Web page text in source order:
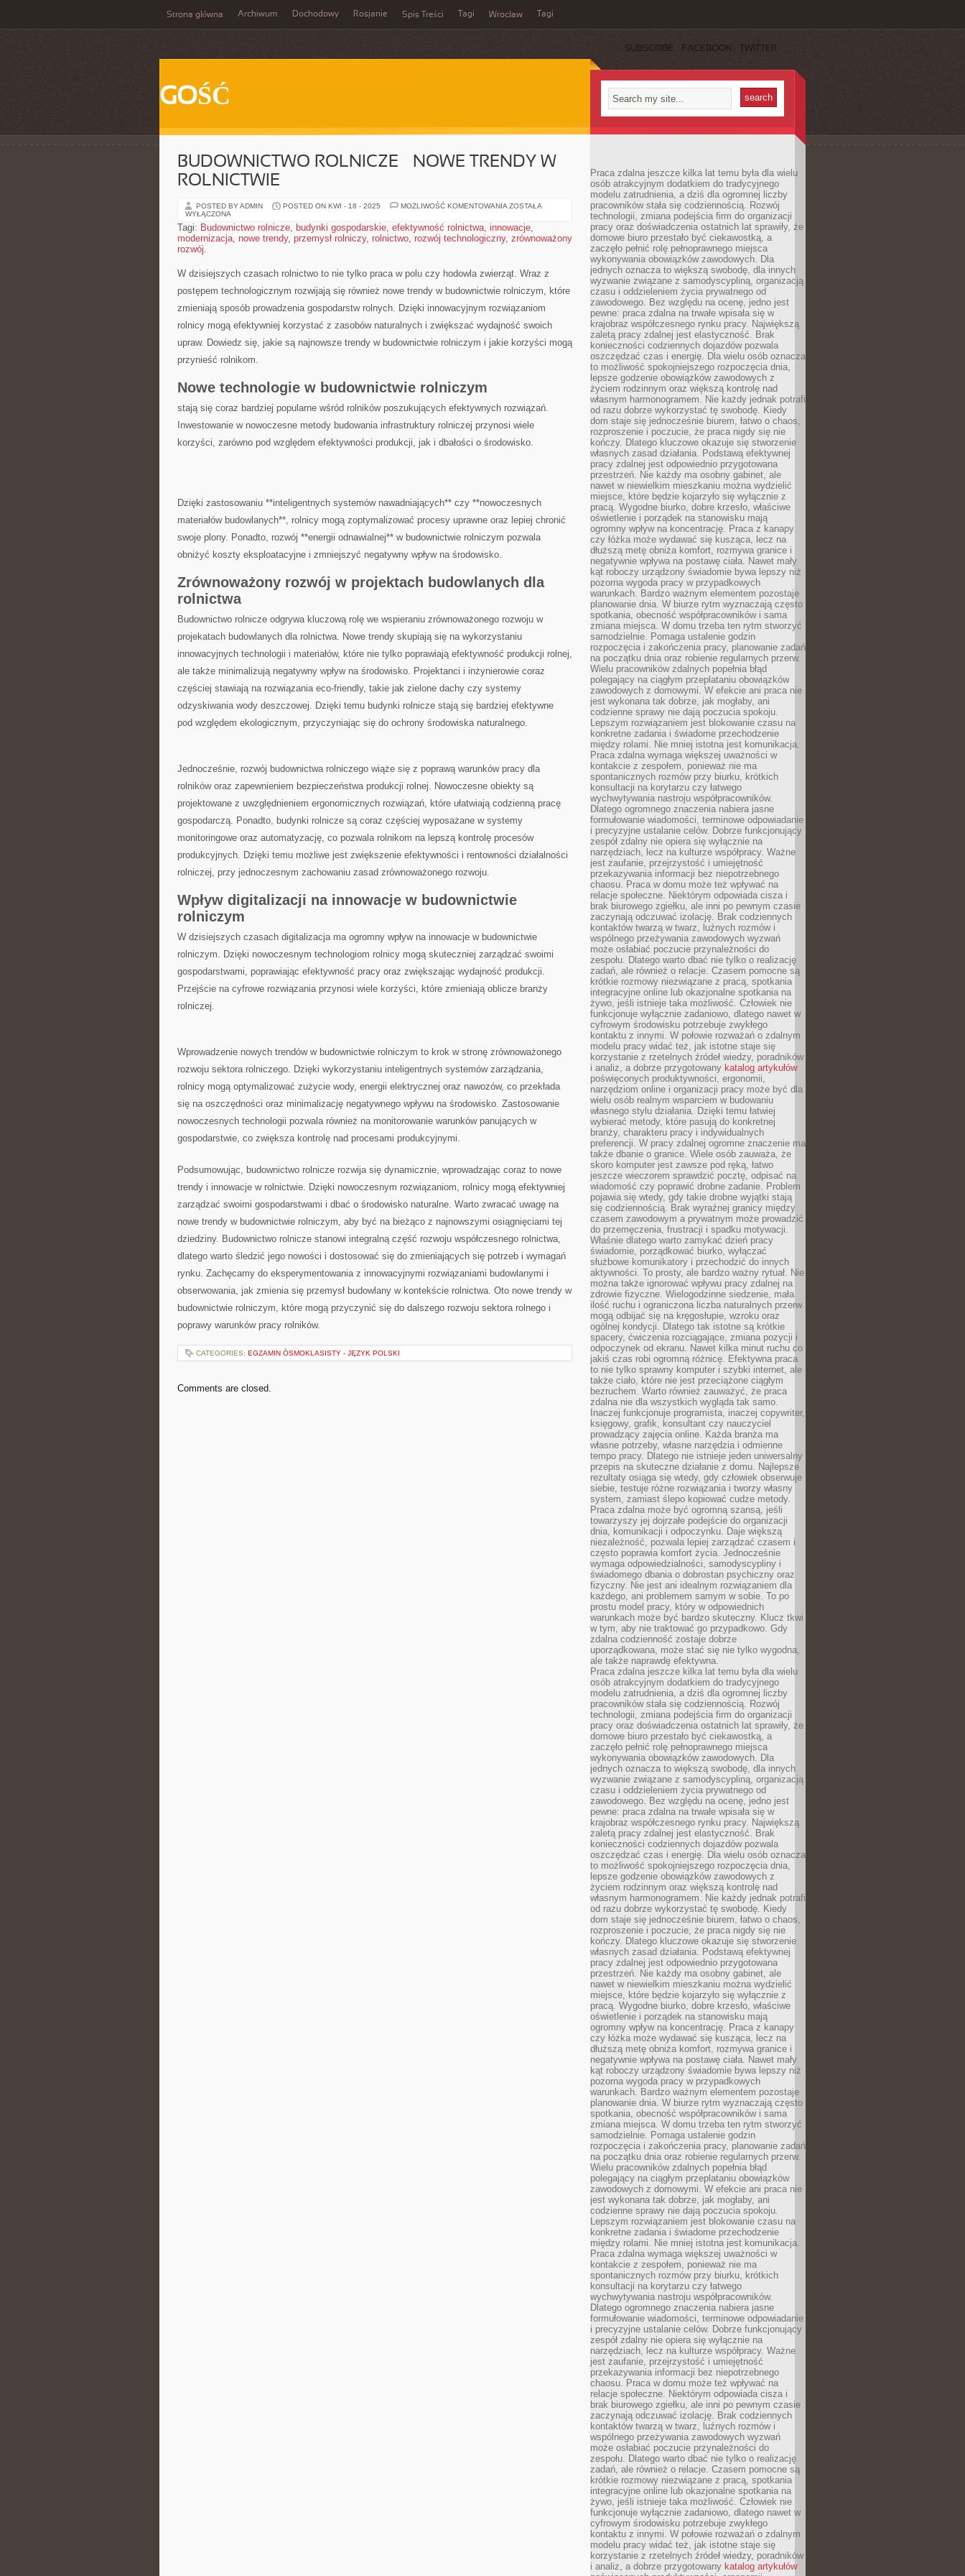
Strona główna Archiwum Dochodowy Rosjanie Spis Treści Tagi Wrocław Tagi
SUBSCRIBE FACEBOOK TWITTER
GOŚĆ
BUDOWNICTWO ROLNICZE – NOWE TRENDY W
ROLNICTWIE
POSTED BY ADMIN POSTED ON KWI - 18 - 2025 MOŻLIWOŚĆ KOMENTOWANIA BUDOWNICTWO
NOWE
TRENDY
ZOSTAŁA
WYŁĄCZONA
Tagi: Budownictwo rolnicze, budynki gospodarskie, efektywność rolnictwa, innowacje,
modernizacja, nowe trendy, przemysł rolniczy, rolnictwo, rozwój technologiczny, zrównoważony
rozwój.
W dzisiejszych czasach ‍rolnictwo to nie ‍tylko praca ⁣w ‌polu czy hodowla ​zwierząt. ‌Wraz ‌z
postępem technologicznym rozwijają się również nowe trendy ​w budownictwie rolniczym,⁢ które
zmieniają sposób⁢ prowadzenia gospodarstw rolnych. Dzięki⁤ innowacyjnym rozwiązaniom
rolnicy mogą efektywniej korzystać z zasobów ⁢naturalnych i ​zwiększać wydajność swoich
upraw.‍ Dowiedz się, jakie są⁢ najnowsze trendy w budownictwie ⁤rolniczym i jakie​ korzyści​ mogą
przynieść rolnikom.
Nowe technologie​ w budownictwie‌ rolniczym
stają​ się coraz ‍bardziej popularne wśród rolników poszukujących efektywnych rozwiązań.
Inwestowanie ⁣w nowoczesne metody budowania infrastruktury rolniczej przynosi wiele
⁢korzyści, zarówno pod względem efektywności produkcji, jak i dbałości o ⁤środowisko.
Dzięki zastosowaniu **inteligentnych systemów⁣ nawadniających** czy **nowoczesnych
materiałów budowlanych**, rolnicy mogą zoptymalizować procesy‌ uprawne⁢ oraz lepiej ‌chronić
⁣swoje plony. Ponadto, rozwój ⁤**energii odnawialnej** ‍w budownictwie rolniczym ​pozwala‌
obniżyć koszty‌ eksploatacyjne i‍ zmniejszyć negatywny wpływ na środowisko.
Zrównoważony rozwój w ​projektach budowlanych dla
rolnictwa
Budownictwo rolnicze‍ odgrywa​ kluczową rolę we​ wspieraniu⁤ zrównoważonego rozwoju w ​
projekatach budowlanych dla rolnictwa. Nowe trendy skupiają się ⁤na wykorzystaniu
innowacyjnych‌ technologii⁣ i materiałów, ⁤które nie tylko‍ poprawiają‍ efektywność produkcji ‌rolnej,
ale także minimalizują negatywny wpływ na środowisko. Projektanci​ i inżynierowie coraz
częściej‍ stawiają na rozwiązania⁤ eco-friendly, takie jak⁣ zielone⁣ dachy czy systemy
‍odzyskiwania wody deszczowej.‌ Dzięki temu‍ budynki ⁤rolnicze stają się bardziej efektywne
pod względem ‍ekologicznym, przyczyniając‌ się do ochrony środowiska naturalnego.
Jednocześnie,⁢ rozwój budownictwa rolniczego⁤ wiąże ⁢się⁣ z poprawą warunków pracy dla
⁢rolników oraz zapewnieniem bezpieczeństwa ​produkcji rolnej. Nowoczesne ‌obiekty⁤ są
projektowane z uwzględnieniem ergonomicznych rozwiązań, które ułatwiają ⁤codzienną pracę
gospodarczą.⁣ Ponadto, budynki rolnicze są ⁣coraz częściej wyposażane w systemy
monitoringowe oraz automatyzację,⁤ co pozwala rolnikom na ⁣lepszą kontrolę procesów
produkcyjnych. Dzięki temu możliwe‌ jest zwiększenie efektywności⁤ i rentowności działalności
‌rolniczej, przy jednoczesnym ‌zachowaniu⁢ zasad zrównoważonego rozwoju.
Wpływ digitalizacji na innowacje⁣ w​ budownictwie
rolniczym
W dzisiejszych‌ czasach digitalizacja ma ogromny⁤ wpływ na innowacje w budownictwie
rolniczym. Dzięki​ nowoczesnym technologiom rolnicy ⁣mogą skuteczniej zarządzać swoimi
gospodarstwami, poprawiając efektywność pracy oraz zwiększając wydajność produkcji.
Przejście na cyfrowe rozwiązania przynosi wiele korzyści,⁢ które zmieniają ​oblicze branży
rolniczej.
Wprowadzenie nowych trendów w‌ budownictwie​ rolniczym to‌ krok w stronę ⁢zrównoważonego‍
rozwoju sektora rolniczego. Dzięki wykorzystaniu ⁢inteligentnych ⁣systemów zarządzania,
rolnicy mogą optymalizować ⁤zużycie ‍wody, energii​ elektrycznej ⁤oraz nawozów, co przekłada
się na oszczędności oraz ‌minimalizację ‍negatywnego⁢ wpływu na środowisko. Zastosowanie ​
nowoczesnych⁣ technologii pozwala ‍również na‍ monitorowanie warunków panujących w
gospodarstwie, co zwiększa kontrolę nad procesami produkcyjnymi.
Podsumowując, budownictwo rolnicze rozwija się‌ dynamicznie,⁢ wprowadzając coraz to ⁤nowe
trendy i ⁤innowacje‌ w rolnictwie. Dzięki nowoczesnym rozwiązaniom, rolnicy⁣ mogą‌ efektywniej
zarządzać swoimi gospodarstwami⁢ i dbać o środowisko naturalne. ⁢Warto zwracać uwagę⁢ na
nowe⁤ trendy w budownictwie‍ rolniczym, aby być⁣ na ⁤bieżąco‍ z najnowszymi osiągnięciami tej
dziedziny. Budownictwo rolnicze stanowi integralną część rozwoju współczesnego rolnictwa,
dlatego warto śledzić jego nowości i dostosować​ się do ​zmieniających⁤ się ‌potrzeb i wymagań‍
rynku. ⁤Zachęcamy do eksperymentowania z innowacyjnymi ‌rozwiązaniami budowlanymi i
obserwowania, jak ⁤zmienia ​się przemysł‌ budowlany w kontekście rolnictwa.‍ Oto nowe trendy w
⁢budownictwie ⁢rolniczym, ⁢które mogą przyczynić się do dalszego rozwoju ⁤sektora ​rolnego ⁤i
poprawy warunków pracy rolników.
CATEGORIES: EGZAMIN ÓSMOKLASISTY - JĘZYK POLSKI
Comments are closed.
Praca zdalna jeszcze kilka lat temu była dla wielu
osób atrakcyjnym dodatkiem do tradycyjnego
modelu zatrudnienia, a dziś dla ogromnej liczby
pracowników stała się codziennością. Rozwój
technologii, zmiana podejścia firm do organizacji
pracy oraz doświadczenia ostatnich lat sprawiły, że
domowe biuro przestało być ciekawostką, a
zaczęło pełnić rolę pełnoprawnego miejsca
wykonywania obowiązków zawodowych. Dla
jednych oznacza to większą swobodę, dla innych
wyzwanie związane z samodyscypliną, organizacją
czasu i oddzieleniem życia prywatnego od
zawodowego. Bez względu na ocenę, jedno jest
pewne: praca zdalna na trwałe wpisała się w
krajobraz współczesnego rynku pracy. Największą
zaletą pracy zdalnej jest elastyczność. Brak
konieczności codziennych dojazdów pozwala
oszczędzać czas i energię. Dla wielu osób oznacza
to możliwość spokojniejszego rozpoczęcia dnia,
lepsze godzenie obowiązków zawodowych z
życiem rodzinnym oraz większą kontrolę nad
własnym harmonogramem. Nie każdy jednak potrafi
od razu dobrze wykorzystać tę swobodę. Kiedy
dom staje się jednocześnie biurem, łatwo o chaos,
rozproszenie i poczucie, że praca nigdy się nie
kończy. Dlatego kluczowe okazuje się stworzenie
własnych zasad działania. Podstawą efektywnej
pracy zdalnej jest odpowiednio przygotowana
przestrzeń. Nie każdy ma osobny gabinet, ale
nawet w niewielkim mieszkaniu można wydzielić
miejsce, które będzie kojarzyło się wyłącznie z
pracą. Wygodne biurko, dobre krzesło, właściwe
oświetlenie i porządek na stanowisku mają
ogromny wpływ na koncentrację. Praca z kanapy
czy łóżka może wydawać się kusząca, lecz na
dłuższą metę obniża komfort, rozmywa granice i
negatywnie wpływa na postawę ciała. Nawet mały
kąt roboczy urządzony świadomie bywa lepszy niż
pozorna wygoda pracy w przypadkowych
warunkach. Bardzo ważnym elementem pozostaje
planowanie dnia. W biurze rytm wyznaczają często
spotkania, obecność współpracowników i sama
zmiana miejsca. W domu trzeba ten rytm stworzyć
samodzielnie. Pomaga ustalenie godzin
rozpoczęcia i zakończenia pracy, planowanie zadań
na początku dnia oraz robienie regularnych przerw.
Wielu pracowników zdalnych popełnia błąd
polegający na ciągłym przeplataniu obowiązków
zawodowych z domowymi. W efekcie ani praca nie
jest wykonana tak dobrze, jak mogłaby, ani
codzienne sprawy nie dają poczucia spokoju.
Lepszym rozwiązaniem jest blokowanie czasu na
konkretne zadania i świadome przechodzenie
między rolami. Nie mniej istotna jest komunikacja.
Praca zdalna wymaga większej uważności w
kontakcie z zespołem, ponieważ nie ma
spontanicznych rozmów przy biurku, krótkich
konsultacji na korytarzu czy łatwego
wychwytywania nastroju współpracowników.
Dlatego ogromnego znaczenia nabiera jasne
formułowanie wiadomości, terminowe odpowiadanie
i precyzyjne ustalanie celów. Dobrze funkcjonujący
zespół zdalny nie opiera się wyłącznie na
narzędziach, lecz na kulturze współpracy. Ważne
jest zaufanie, przejrzystość i umiejętność
przekazywania informacji bez niepotrzebnego
chaosu. Praca w domu może też wpływać na
relacje społeczne. Niektórym odpowiada cisza i
brak biurowego zgiełku, ale inni po pewnym czasie
zaczynają odczuwać izolację. Brak codziennych
kontaktów twarzą w twarz, luźnych rozmów i
wspólnego przeżywania zawodowych wyzwań
może osłabiać poczucie przynależności do
zespołu. Dlatego warto dbać nie tylko o realizację
zadań, ale również o relacje. Czasem pomocne są
krótkie rozmowy niezwiązane z pracą, spotkania
integracyjne online lub okazjonalne spotkania na
żywo, jeśli istnieje taka możliwość. Człowiek nie
funkcjonuje wyłącznie zadaniowo, dlatego nawet w
cyfrowym środowisku potrzebuje zwykłego
kontaktu z innymi. W połowie rozważań o zdalnym
modelu pracy widać też, jak istotne staje się
korzystanie z rzetelnych źródeł wiedzy, poradników
i analiz, a dobrze przygotowany katalog artykułów
poświęconych produktywności, ergonomii,
narzędziom online i organizacji pracy może być dla
wielu osób realnym wsparciem w budowaniu
własnego stylu działania. Dzięki temu łatwiej
wybierać metody, które pasują do konkretnej
branży, charakteru pracy i indywidualnych
preferencji. W pracy zdalnej ogromne znaczenie ma
także dbanie o granice. Wiele osób zauważa, że
skoro komputer jest zawsze pod ręką, łatwo
jeszcze wieczorem sprawdzić pocztę, odpisać na
wiadomość czy poprawić drobne zadanie. Problem
pojawia się wtedy, gdy takie drobne wyjątki stają
się codziennością. Brak wyraźnej granicy między
czasem zawodowym a prywatnym może prowadzić
do przemęczenia, frustracji i spadku motywacji.
Właśnie dlatego warto zamykać dzień pracy
świadomie, porządkować biurko, wyłączać
służbowe komunikatory i przechodzić do innych
aktywności. To prosty, ale bardzo ważny rytuał. Nie
można także ignorować wpływu pracy zdalnej na
zdrowie fizyczne. Wielogodzinne siedzenie, mała
ilość ruchu i ograniczona liczba naturalnych przerw
mogą odbijać się na kręgosłupie, wzroku oraz
ogólnej kondycji. Dlatego tak istotne są krótkie
spacery, ćwiczenia rozciągające, zmiana pozycji i
odpoczynek od ekranu. Nawet kilka minut ruchu co
jakiś czas robi ogromną różnicę. Efektywna praca
to nie tylko sprawny komputer i szybki internet, ale
także ciało, które nie jest przeciążone ciągłym
bezruchem. Warto również zauważyć, że praca
zdalna nie dla wszystkich wygląda tak samo.
Inaczej funkcjonuje programista, inaczej copywriter,
księgowy, grafik, konsultant czy nauczyciel
prowadzący zajęcia online. Każda branża ma
własne potrzeby, własne narzędzia i odmienne
tempo pracy. Dlatego nie istnieje jeden uniwersalny
przepis na skuteczne działanie z domu. Najlepsze
rezultaty osiąga się wtedy, gdy człowiek obserwuje
siebie, testuje różne rozwiązania i tworzy własny
system, zamiast ślepo kopiować cudze metody.
Praca zdalna może być ogromną szansą, jeśli
towarzyszy jej dojrzałe podejście do organizacji
dnia, komunikacji i odpoczynku. Daje większą
niezależność, pozwala lepiej zarządzać czasem i
często poprawia komfort życia. Jednocześnie
wymaga odpowiedzialności, samodyscypliny i
świadomego dbania o dobrostan psychiczny oraz
fizyczny. Nie jest ani idealnym rozwiązaniem dla
każdego, ani problemem samym w sobie. To po
prostu model pracy, który w odpowiednich
warunkach może być bardzo skuteczny. Klucz tkwi
w tym, aby nie traktować go przypadkowo. Gdy
zdalna codzienność zostaje dobrze
uporządkowana, może stać się nie tylko wygodna,
ale także naprawdę efektywna.
Praca zdalna jeszcze kilka lat temu była dla wielu
osób atrakcyjnym dodatkiem do tradycyjnego
modelu zatrudnienia, a dziś dla ogromnej liczby
pracowników stała się codziennością. Rozwój
technologii, zmiana podejścia firm do organizacji
pracy oraz doświadczenia ostatnich lat sprawiły, że
domowe biuro przestało być ciekawostką, a
zaczęło pełnić rolę pełnoprawnego miejsca
wykonywania obowiązków zawodowych. Dla
jednych oznacza to większą swobodę, dla innych
wyzwanie związane z samodyscypliną, organizacją
czasu i oddzieleniem życia prywatnego od
zawodowego. Bez względu na ocenę, jedno jest
pewne: praca zdalna na trwałe wpisała się w
krajobraz współczesnego rynku pracy. Największą
zaletą pracy zdalnej jest elastyczność. Brak
konieczności codziennych dojazdów pozwala
oszczędzać czas i energię. Dla wielu osób oznacza
to możliwość spokojniejszego rozpoczęcia dnia,
lepsze godzenie obowiązków zawodowych z
życiem rodzinnym oraz większą kontrolę nad
własnym harmonogramem. Nie każdy jednak potrafi
od razu dobrze wykorzystać tę swobodę. Kiedy
dom staje się jednocześnie biurem, łatwo o chaos,
rozproszenie i poczucie, że praca nigdy się nie
kończy. Dlatego kluczowe okazuje się stworzenie
własnych zasad działania. Podstawą efektywnej
pracy zdalnej jest odpowiednio przygotowana
przestrzeń. Nie każdy ma osobny gabinet, ale
nawet w niewielkim mieszkaniu można wydzielić
miejsce, które będzie kojarzyło się wyłącznie z
pracą. Wygodne biurko, dobre krzesło, właściwe
oświetlenie i porządek na stanowisku mają
ogromny wpływ na koncentrację. Praca z kanapy
czy łóżka może wydawać się kusząca, lecz na
dłuższą metę obniża komfort, rozmywa granice i
negatywnie wpływa na postawę ciała. Nawet mały
kąt roboczy urządzony świadomie bywa lepszy niż
pozorna wygoda pracy w przypadkowych
warunkach. Bardzo ważnym elementem pozostaje
planowanie dnia. W biurze rytm wyznaczają często
spotkania, obecność współpracowników i sama
zmiana miejsca. W domu trzeba ten rytm stworzyć
samodzielnie. Pomaga ustalenie godzin
rozpoczęcia i zakończenia pracy, planowanie zadań
na początku dnia oraz robienie regularnych przerw.
Wielu pracowników zdalnych popełnia błąd
polegający na ciągłym przeplataniu obowiązków
zawodowych z domowymi. W efekcie ani praca nie
jest wykonana tak dobrze, jak mogłaby, ani
codzienne sprawy nie dają poczucia spokoju.
Lepszym rozwiązaniem jest blokowanie czasu na
konkretne zadania i świadome przechodzenie
między rolami. Nie mniej istotna jest komunikacja.
Praca zdalna wymaga większej uważności w
kontakcie z zespołem, ponieważ nie ma
spontanicznych rozmów przy biurku, krótkich
konsultacji na korytarzu czy łatwego
wychwytywania nastroju współpracowników.
Dlatego ogromnego znaczenia nabiera jasne
formułowanie wiadomości, terminowe odpowiadanie
i precyzyjne ustalanie celów. Dobrze funkcjonujący
zespół zdalny nie opiera się wyłącznie na
narzędziach, lecz na kulturze współpracy. Ważne
jest zaufanie, przejrzystość i umiejętność
przekazywania informacji bez niepotrzebnego
chaosu. Praca w domu może też wpływać na
relacje społeczne. Niektórym odpowiada cisza i
brak biurowego zgiełku, ale inni po pewnym czasie
zaczynają odczuwać izolację. Brak codziennych
kontaktów twarzą w twarz, luźnych rozmów i
wspólnego przeżywania zawodowych wyzwań
może osłabiać poczucie przynależności do
zespołu. Dlatego warto dbać nie tylko o realizację
zadań, ale również o relacje. Czasem pomocne są
krótkie rozmowy niezwiązane z pracą, spotkania
integracyjne online lub okazjonalne spotkania na
żywo, jeśli istnieje taka możliwość. Człowiek nie
funkcjonuje wyłącznie zadaniowo, dlatego nawet w
cyfrowym środowisku potrzebuje zwykłego
kontaktu z innymi. W połowie rozważań o zdalnym
modelu pracy widać też, jak istotne staje się
korzystanie z rzetelnych źródeł wiedzy, poradników
i analiz, a dobrze przygotowany katalog artykułów